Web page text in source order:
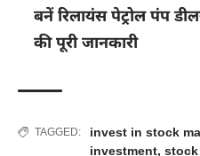
बनें रिलायंस पेट्रोल पंप
की पूरी जानकारी
TAGGED: invest in stock
investment, stock